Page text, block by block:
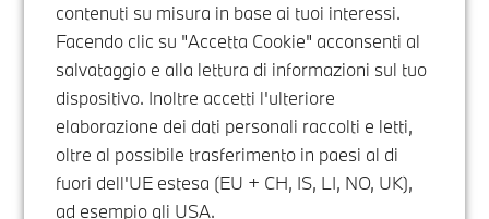
contenuti su misura in base ai tuoi interessi.
Facendo clic su "Accetta Cookie" acconsenti al
salvataggio e alla lettura di informazioni sul tuo
dispositivo. Inoltre accetti l'ulteriore
elaborazione dei dati personali raccolti e letti,
oltre al possibile trasferimento in paesi al di
fuori dell'UE estesa (EU + CH, IS, LI, NO, UK),
ad esempio gli USA.